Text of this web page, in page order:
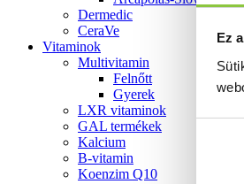
Ez
Dermedic
CeraVe
Vitaminok
Multivitamin
Felnőtt
Gyerek
LXR vitaminok
GAL termékek
Kalcium
B-vitamin
Koenzim Q10